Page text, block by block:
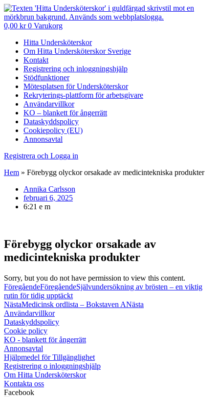
0,00 kr 0 Varukorg
Hitta Undersköterskor
Om Hitta Undersköterskor Sverige
Kontakt
Registrering och inloggningshjälp
Stödfunktioner
Mötesplatsen för Undersköterskor
Rekryterings-plattform för arbetsgivare
Användarvillkor
KO – blankett för ångerrätt
Dataskyddspolicy
Cookiepolicy (EU)
Annonsavtal
Registrera och Logga in
Hem » Förebygg olyckor orsakade av medicintekniska produkter
Annika Carlsson
februari 6, 2025
6:21 e m
Förebygg olyckor orsakade av
medicintekniska produkter
Sorry, but you do not have permission to view this content.
FöregåendeFöregåendeSjälvundersökning av brösten – en viktig
rutin för tidig upptäckt
NästaMedicinsk ordlista – Bokstaven ANästa
Användarvillkor
Dataskyddspolicy
Cookie policy
KO - blankett för ångerrätt
Annonsavtal
Hjälpmedel för Tillgänglighet
Registrering o inloggningshjälp
Om Hitta Undersköterskor
Kontakta oss
Facebook